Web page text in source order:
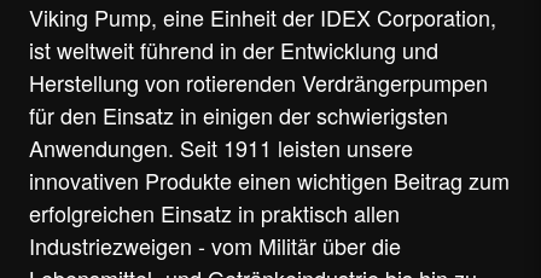
Viking Pump, eine Einheit der IDEX Corporation,
ist weltweit führend in der Entwicklung und
Herstellung von rotierenden Verdrängerpumpen
für den Einsatz in einigen der schwierigsten
Anwendungen. Seit 1911 leisten unsere
innovativen Produkte einen wichtigen Beitrag zum
erfolgreichen Einsatz in praktisch allen
Industriezweigen - vom Militär über die